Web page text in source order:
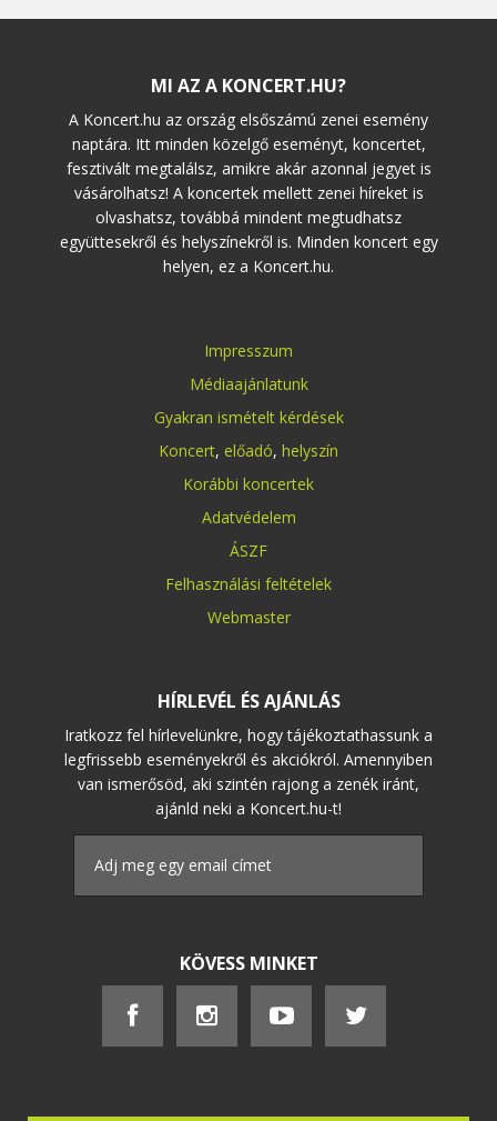
MI AZ A KONCERT.HU?
A Koncert.hu az ország elsőszámú zenei esemény
naptára. Itt minden közelgő eseményt, koncertet,
fesztivált megtalálsz, amikre akár azonnal jegyet is
vásárolhatsz! A koncertek mellett zenei híreket is
olvashatsz, továbbá mindent megtudhatsz
együttesekről és helyszínekről is. Minden koncert egy
helyen, ez a Koncert.hu.
Impresszum
Médiaajánlatunk
Gyakran ismételt kérdések
Koncert, előadó, helyszín
Korábbi koncertek
Adatvédelem
ÁSZF
Felhasználási feltételek
Webmaster
HÍRLEVÉL ÉS AJÁNLÁS
Iratkozz fel hírlevelünkre, hogy tájékoztathassunk a
legfrissebb eseményekről és akciókról. Amennyiben
van ismerősöd, aki szintén rajong a zenék iránt,
ajánld neki a Koncert.hu-t!
KÖVESS MINKET